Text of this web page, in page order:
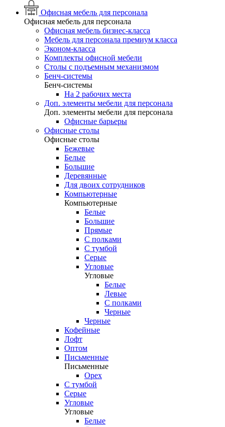
Офисная мебель для персонала
Офисная мебель для персонала
Офисная мебель бизнес-класса
Мебель для персонала премиум класса
Эконом-класса
Комплекты офисной мебели
Столы с подъемным механизмом
Бенч-системы
Бенч-системы
На 2 рабочих места
Доп. элементы мебели для персонала
Доп. элементы мебели для персонала
Офисные барьеры
Офисные столы
Офисные столы
Бежевые
Белые
Большие
Деревянные
Для двоих сотрудников
Компьютерные
Компьютерные
Белые
Большие
Прямые
С полками
С тумбой
Серые
Угловые
Угловые
Белые
Левые
С полками
Черные
Черные
Кофейные
Лофт
Оптом
Письменные
Письменные
Орех
С тумбой
Серые
Угловые
Угловые
Белые